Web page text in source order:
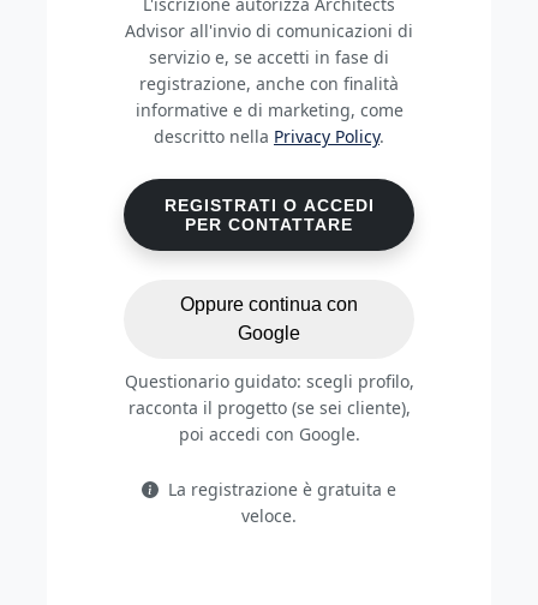
Advisor all'invio di comunicazioni di
servizio e, se accetti in fase di
registrazione, anche con finalità
informative e di marketing, come
descritto nella Privacy Policy.
REGISTRATI O ACCEDI
PER CONTATTARE
Oppure continua con
Google
Questionario guidato: scegli profilo,
racconta il progetto (se sei cliente),
poi accedi con Google.
La registrazione è gratuita e
veloce.